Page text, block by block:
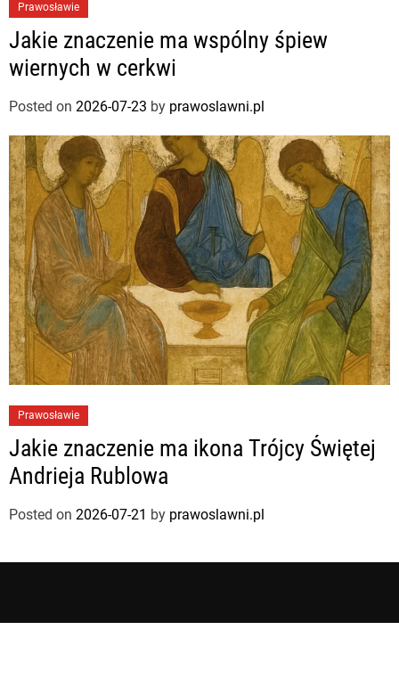
Prawosławie
Jakie znaczenie ma wspólny śpiew
wiernych w cerkwi
Posted on 2026-07-23 by prawoslawni.pl
Prawosławie
Jakie znaczenie ma ikona Trójcy Świętej
Andrieja Rublowa
Posted on 2026-07-21 by prawoslawni.pl